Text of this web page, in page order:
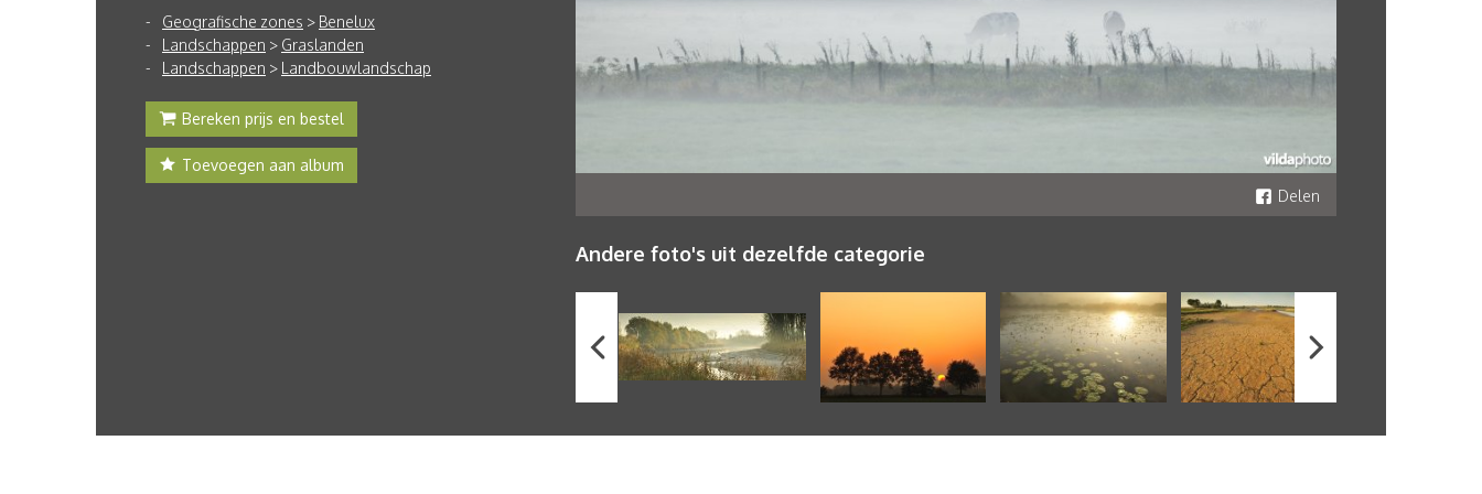
Geografische zones > Benelux
Landschappen > Graslanden
Landschappen > Landbouwlandschap
Bereken prijs en bestel
Toevoegen aan album
Delen
Andere foto's uit dezelfde categorie